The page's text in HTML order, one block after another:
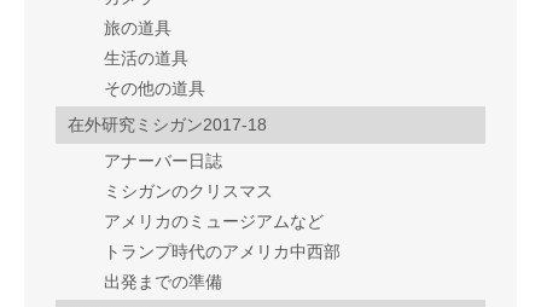
旅の道具
生活の道具
その他の道具
在外研究ミシガン2017-18
アナーバー日誌
ミシガンのクリスマス
アメリカのミュージアムなど
トランプ時代のアメリカ中西部
出発までの準備